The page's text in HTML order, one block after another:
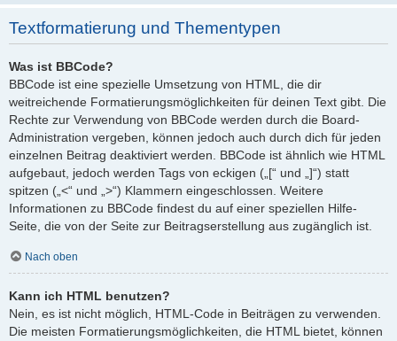
Textformatierung und Thementypen
Was ist BBCode?
BBCode ist eine spezielle Umsetzung von HTML, die dir
weitreichende Formatierungsmöglichkeiten für deinen Text gibt. Die
Rechte zur Verwendung von BBCode werden durch die Board-
Administration vergeben, können jedoch auch durch dich für jeden
einzelnen Beitrag deaktiviert werden. BBCode ist ähnlich wie HTML
aufgebaut, jedoch werden Tags von eckigen („[“ und „]“) statt
spitzen („<“ und „>“) Klammern eingeschlossen. Weitere
Informationen zu BBCode findest du auf einer speziellen Hilfe-
Seite, die von der Seite zur Beitragserstellung aus zugänglich ist.
Nach oben
Kann ich HTML benutzen?
Nein, es ist nicht möglich, HTML-Code in Beiträgen zu verwenden.
Die meisten Formatierungsmöglichkeiten, die HTML bietet, können